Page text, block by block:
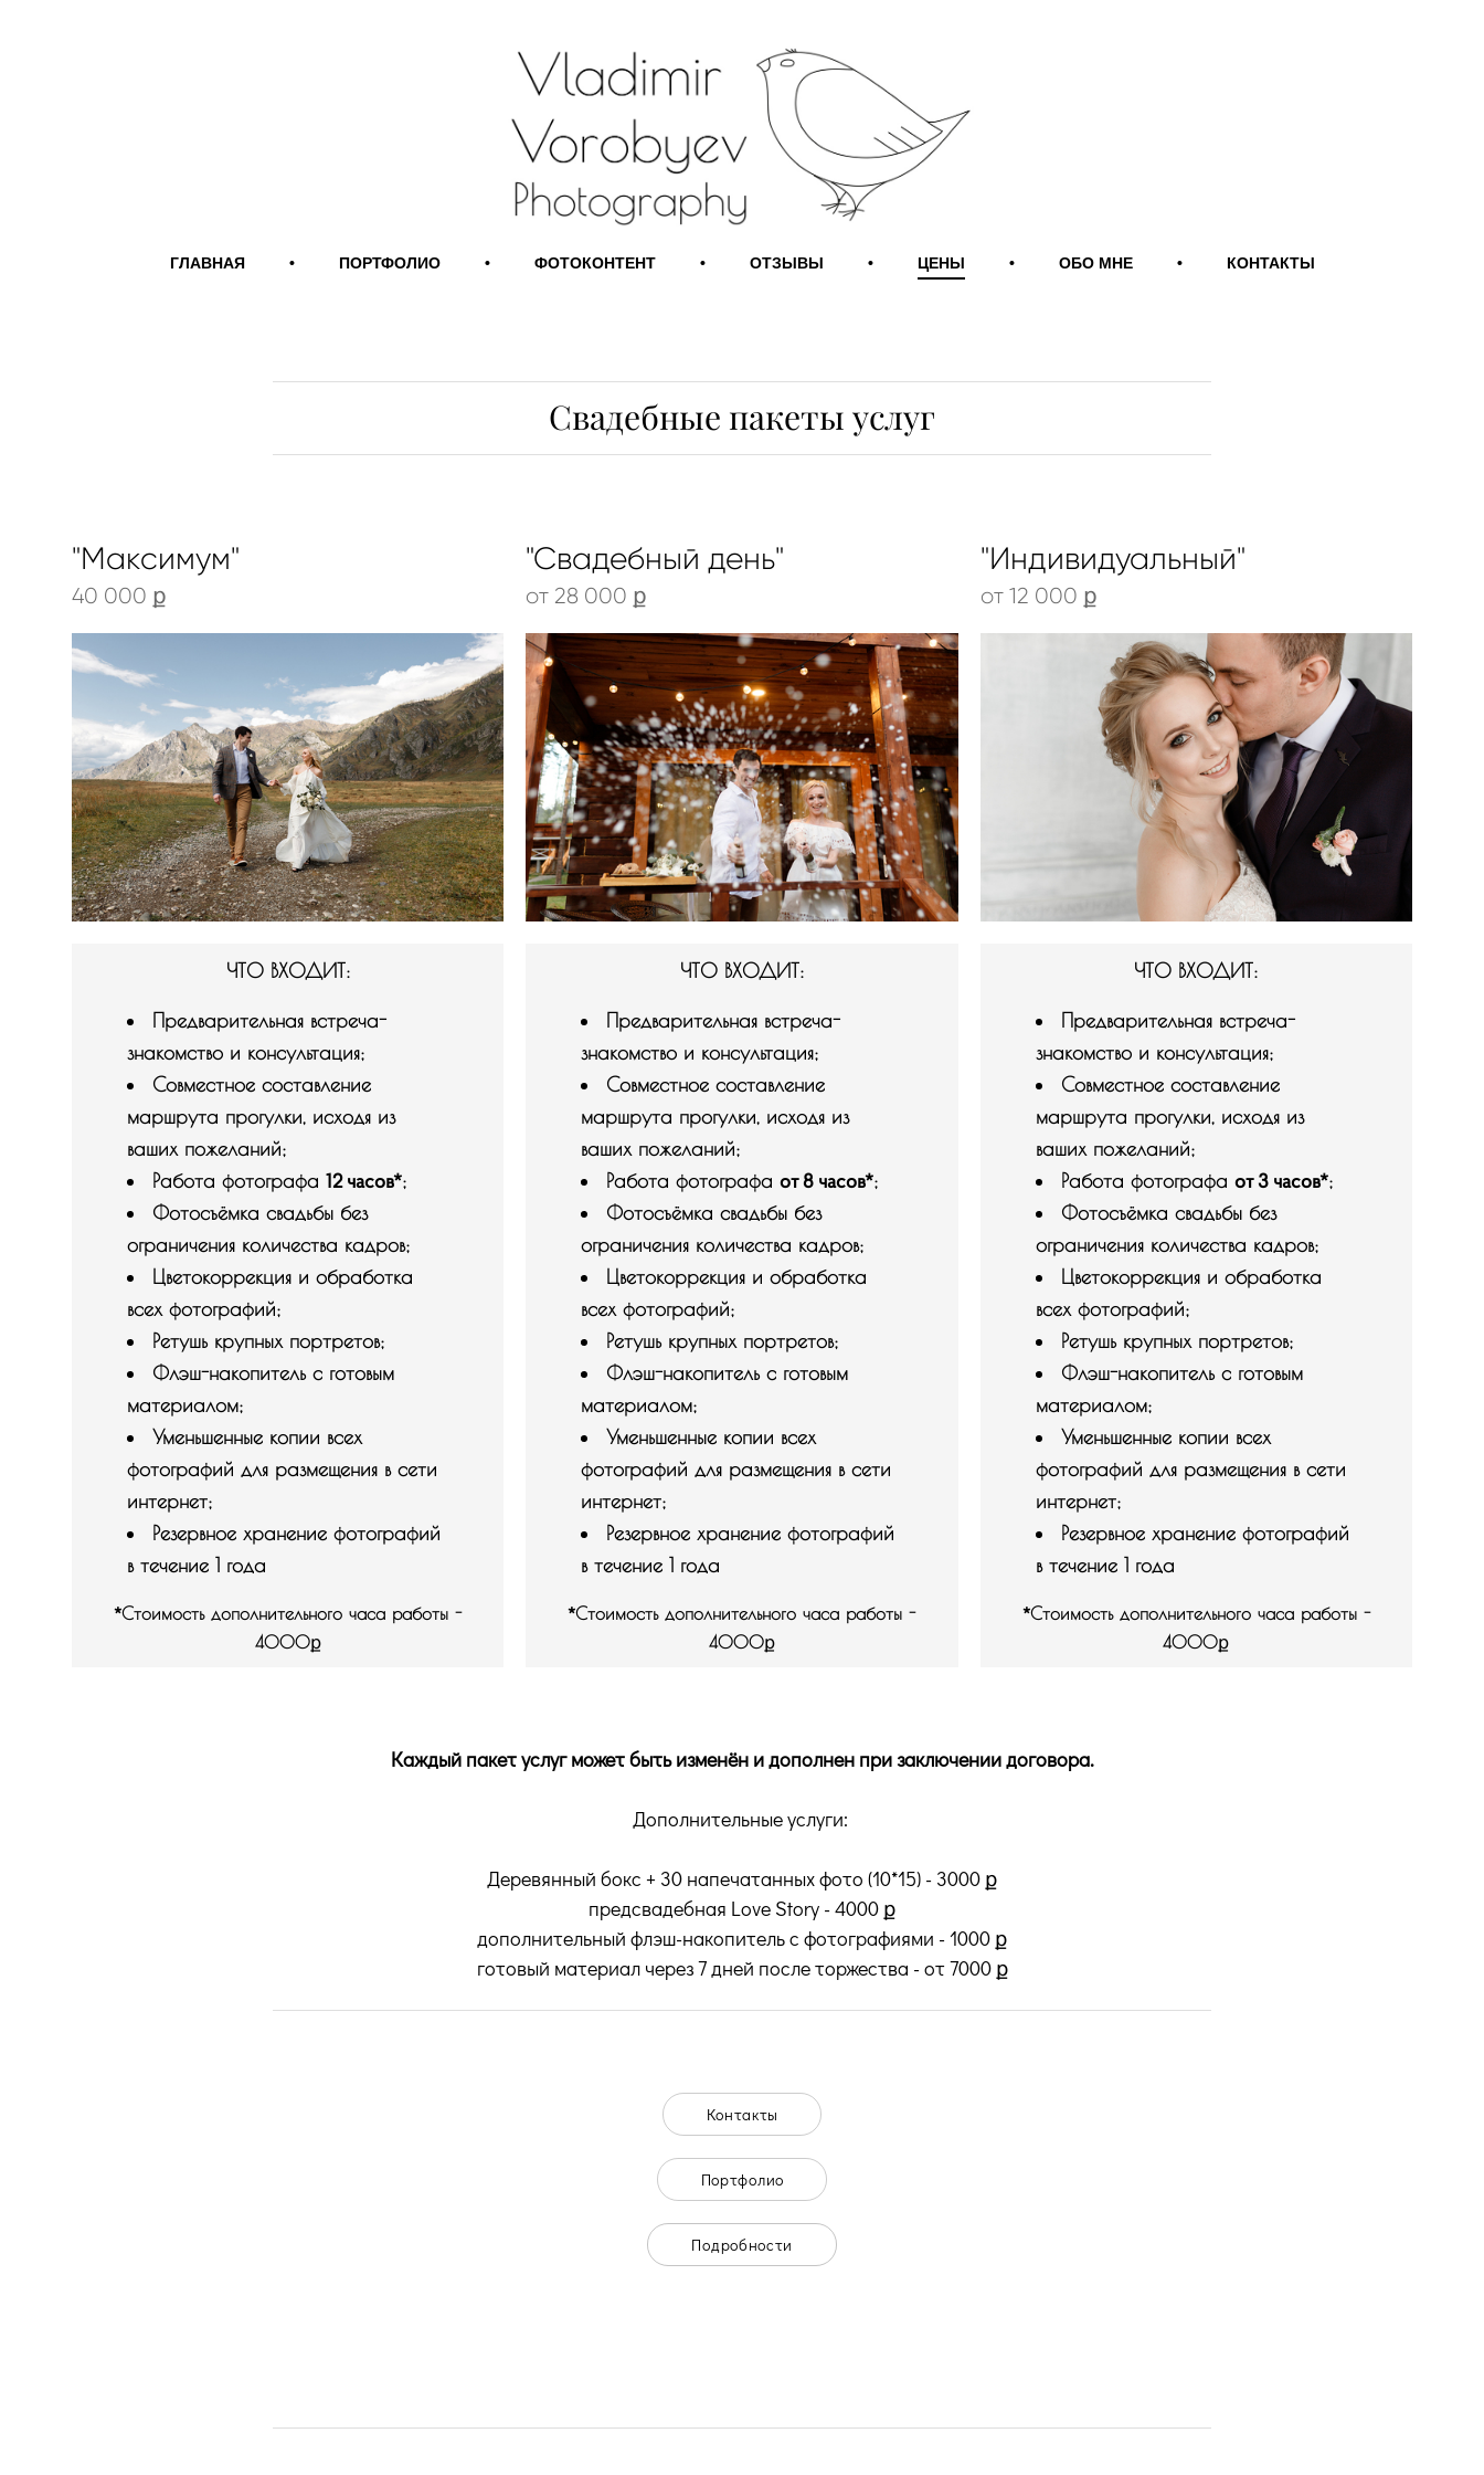
ГЛАВНАЯ • ПОРТФОЛИО • ФОТОКОНТЕНТ • ОТЗЫВЫ • ЦЕНЫ • ОБО МНЕ • КОНТАКТЫ
Свадебные пакеты услуг
"Максимум"
40 000 ք
ЧТО ВХОДИТ:
Предварительная встреча-
знакомство и консультация;
Совместное составление
маршрута прогулки, исходя из
ваших пожеланий;
Работа фотографа 12 часов*;
Фотосъёмка свадьбы без
ограничения количества кадров;
Цветокоррекция и обработка
всех фотографий;
Ретушь крупных портретов;
Флэш-накопитель с готовым
материалом;
Уменьшенные копии всех
фотографий для размещения в сети
интернет;
Резервное хранение фотографий
в течение 1 года
*Стоимость дополнительного часа работы -
4000ք
"Свадебный день"
от 28 000 ք
ЧТО ВХОДИТ:
Предварительная встреча-
знакомство и консультация;
Совместное составление
маршрута прогулки, исходя из
ваших пожеланий;
Работа фотографаот 8 часов*;
Фотосъёмка свадьбы без
ограничения количества кадров;
Цветокоррекция и обработка
всех фотографий;
Ретушь крупных портретов;
Флэш-накопитель с готовым
материалом;
Уменьшенные копии всех
фотографий для размещения в сети
интернет;
Резервное хранение фотографий
в течение 1 года
​*Стоимость дополнительного часа работы -
4000ք
"Индивидуальный"
от 12 000 ք
ЧТО ВХОДИТ:
Предварительная встреча-
знакомство и консультация;
Совместное составление
маршрута прогулки, исходя из
ваших пожеланий;
Работа фотографа от 3 часов*;
Фотосъёмка свадьбы без
ограничения количества кадров;
Цветокоррекция и обработка
всех фотографий;
Ретушь крупных портретов;
Флэш-накопитель с готовым
материалом;
Уменьшенные копии всех
фотографий для размещения в сети
интернет;
Резервное хранение фотографий
в течение 1 года
*Стоимость дополнительного часа работы -
4000ք
Каждый пакет услуг может быть изменён и дополнен при заключении договора.
Дополнительные услуги:
Деревянный бокс + 30 напечатанных фото (10*15) - 3000 ք
предсвадебная Love Story - 4000 ք
дополнительный флэш-накопитель с фотографиями - 1000 ք
готовый материал через 7 дней после торжества - от 7000 ք
Контакты
Портфолио
Подробности